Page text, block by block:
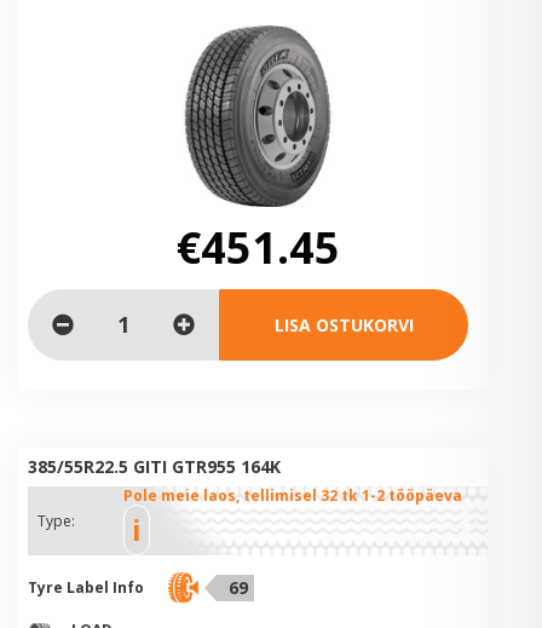
€451.45
LISA OSTUKORVI
385/55R22.5 GITI GTR955 164K
Type:
Pole meie laos, tellimisel 32 tk 1-2 tööpäeva
i
Tyre Label Info 69